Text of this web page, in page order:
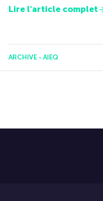
Lire l'article complet
ARCHIVE - AIEQ